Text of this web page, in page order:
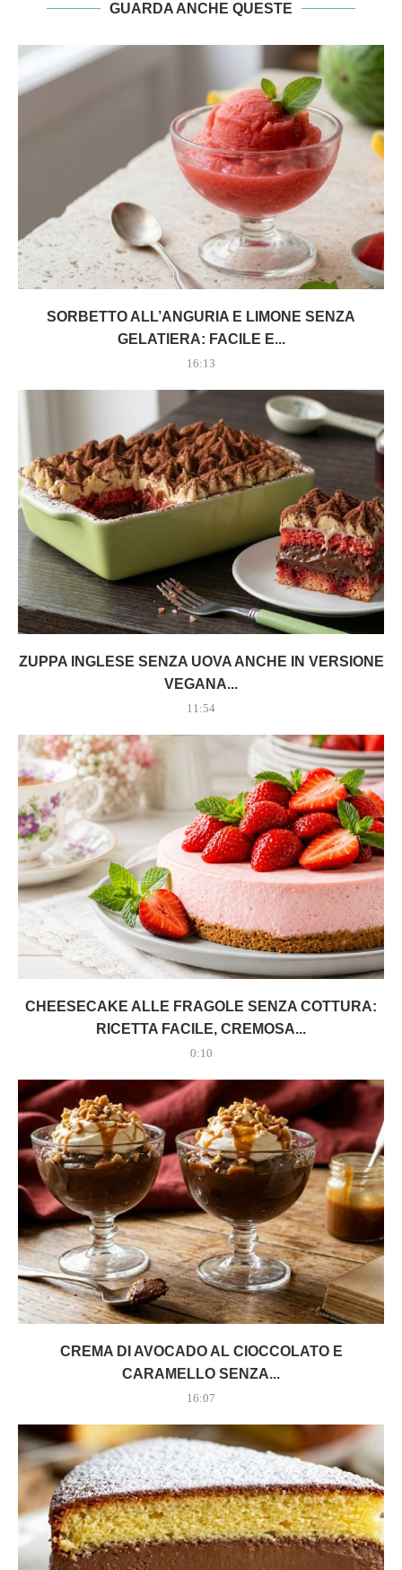
GUARDA ANCHE QUESTE
SORBETTO ALL’ANGURIA E LIMONE SENZA
GELATIERA: FACILE E...
16:13
ZUPPA INGLESE SENZA UOVA ANCHE IN VERSIONE
VEGANA...
11:54
CHEESECAKE ALLE FRAGOLE SENZA COTTURA:
RICETTA FACILE, CREMOSA...
0:10
CREMA DI AVOCADO AL CIOCCOLATO E
CARAMELLO SENZA...
16:07